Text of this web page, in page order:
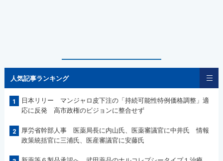
人気記事ランキング
1
日本リリー マンジャロ皮下注の「持続可能性特例価格調整」適
応に反発 高市政権のビジョンに整合せず
2
厚労省幹部人事 医薬局長に内山氏、医薬審議官に中井氏 情報
政策統括官に三浦氏、医産審議官に安藤氏